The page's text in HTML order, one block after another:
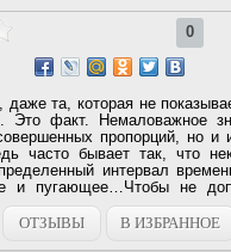
0
та, которая не
Это факт. Немаловажное
пропорций, но и
часто бывает так, что
интервал
и пугающее…Чтобы не
японской диетой,
ОТЗЫВЫ В ИЗБРАННОЕ